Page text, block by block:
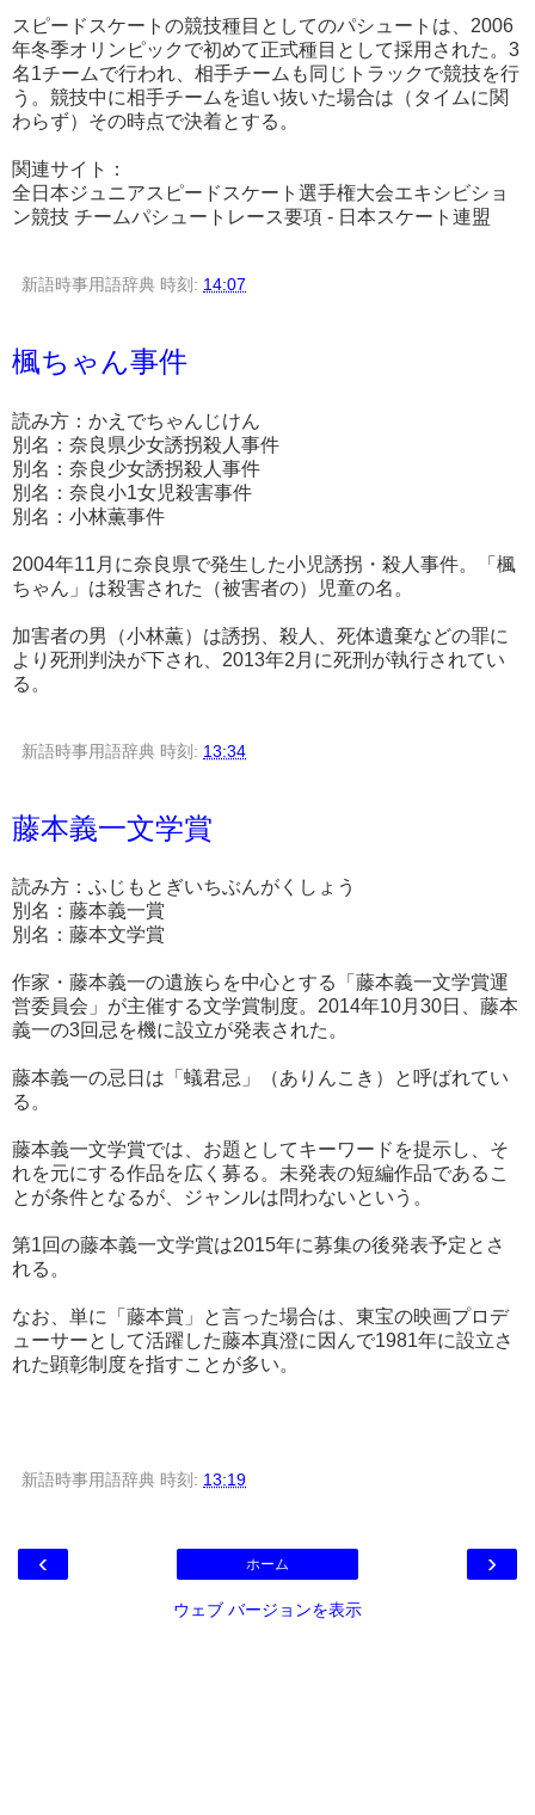
スピードスケートの競技種目としてのパシュートは、2006
年冬季オリンピックで初めて正式種目として採用された。3
名1チームで行われ、相手チームも同じトラックで競技を行
う。競技中に相手チームを追い抜いた場合は（タイムに関
わらず）その時点で決着とする。
関連サイト：
全日本ジュニアスピードスケート選手権大会エキシビショ
ン競技 チームパシュートレース要項 - 日本スケート連盟
新語時事用語辞典 時刻: 14:07
楓ちゃん事件
読み方：かえでちゃんじけん
別名：奈良県少女誘拐殺人事件
別名：奈良少女誘拐殺人事件
別名：奈良小1女児殺害事件
別名：小林薫事件
2004年11月に奈良県で発生した小児誘拐・殺人事件。「楓
ちゃん」は殺害された（被害者の）児童の名。
加害者の男（小林薫）は誘拐、殺人、死体遺棄などの罪に
より死刑判決が下され、2013年2月に死刑が執行されてい
る。
新語時事用語辞典 時刻: 13:34
藤本義一文学賞
読み方：ふじもとぎいちぶんがくしょう
別名：藤本義一賞
別名：藤本文学賞
作家・藤本義一の遺族らを中心とする「藤本義一文学賞運
営委員会」が主催する文学賞制度。2014年10月30日、藤本
義一の3回忌を機に設立が発表された。
藤本義一の忌日は「蟻君忌」（ありんこき）と呼ばれてい
る。
藤本義一文学賞では、お題としてキーワードを提示し、そ
れを元にする作品を広く募る。未発表の短編作品であるこ
とが条件となるが、ジャンルは問わないという。
第1回の藤本義一文学賞は2015年に募集の後発表予定とさ
れる。
なお、単に「藤本賞」と言った場合は、東宝の映画プロデ
ューサーとして活躍した藤本真澄に因んで1981年に設立さ
れた顕彰制度を指すことが多い。
新語時事用語辞典 時刻: 13:19
‹ ›
ホーム
ウェブ バージョンを表示